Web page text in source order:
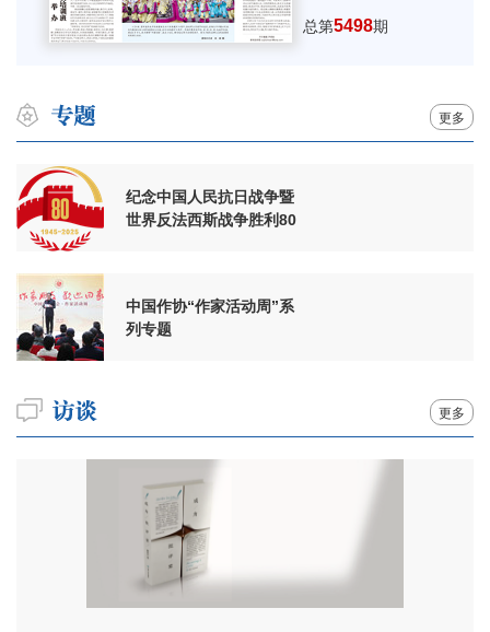
总第5498期
更多
纪念中国人民抗日战争暨
世界反法西斯战争胜利80
中国作协“作家活动周”系
列专题
更多